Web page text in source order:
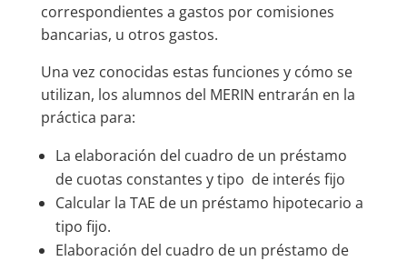
correspondientes a gastos por comisiones
bancarias, u otros gastos.
Una vez conocidas estas funciones y cómo se
utilizan, los alumnos del MERIN entrarán en la
práctica para:
La elaboración del cuadro de un préstamo
de cuotas constantes y tipo de interés fijo
Calcular la TAE de un préstamo hipotecario a
tipo fijo.
Elaboración del cuadro de un préstamo de